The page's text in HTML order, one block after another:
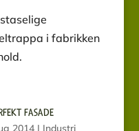
i fabrikken
FASADE
2014| Industri